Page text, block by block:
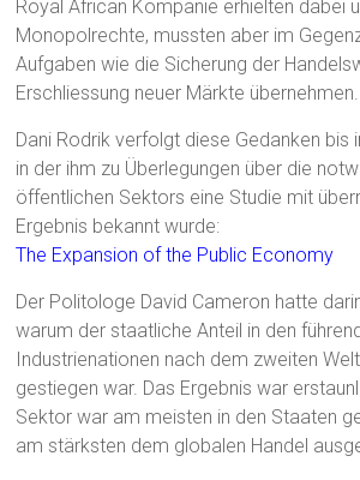
Royal African Kompanie erhielten dabei
Monopolrechte, mussten aber im
Aufgaben wie die Sicherung der
Erschliessung neuer Märkte übernehmen.
Dani Rodrik verfolgt diese Gedanken bis
in der ihm zu Überlegungen über die
öffentlichen Sektors eine Studie mit
Ergebnis bekannt wurde:
The Expansion of the Public Economy
Der Politologe David Cameron hatte
warum der staatliche Anteil in den
Industrienationen nach dem zweiten
gestiegen war. Das Ergebnis war
Sektor war am meisten in den Staaten
am stärksten dem globalen Handel